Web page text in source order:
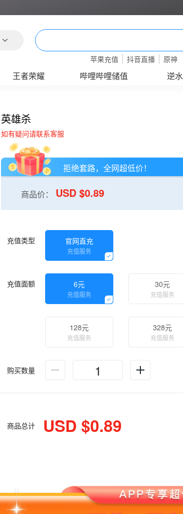
苹果充值 抖音直播 原神
王者荣耀 哔哩哔哩储值 逆
英雄杀
如有疑问请联系客服
拒绝套路，全网超低价！
商品价： USD $0.89
充值类型 官网直充
充值服务
充值面额 6元
充值服务
30元
充值服务
128元
充值服务
328元
充值服务
购买数量
商品总计 USD $0.89